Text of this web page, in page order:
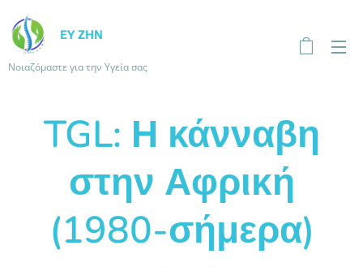
ΕΥ ΖΗΝ
Νοιαζόμαστε για την Υγεία σας
TGL: Η κάνναβη
στην Αφρική
(1980-σήμερα)